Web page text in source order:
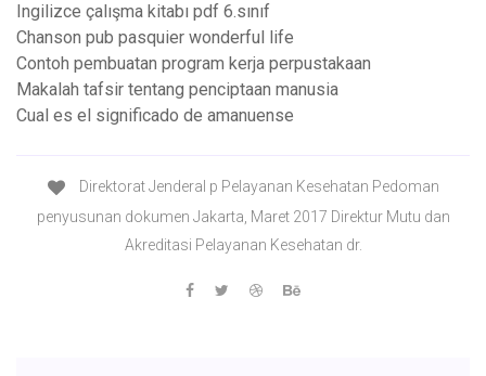
Ingilizce çalışma kitabı pdf 6.sınıf
Chanson pub pasquier wonderful life
Contoh pembuatan program kerja perpustakaan
Makalah tafsir tentang penciptaan manusia
Cual es el significado de amanuense
Direktorat Jenderal p Pelayanan Kesehatan Pedoman
penyusunan dokumen Jakarta, Maret 2017 Direktur Mutu dan
Akreditasi Pelayanan Kesehatan dr.